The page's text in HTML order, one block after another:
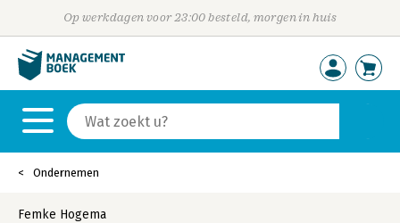
Op werkdagen voor 23:00 besteld, morgen in huis
Ondernemen
Femke Hogema